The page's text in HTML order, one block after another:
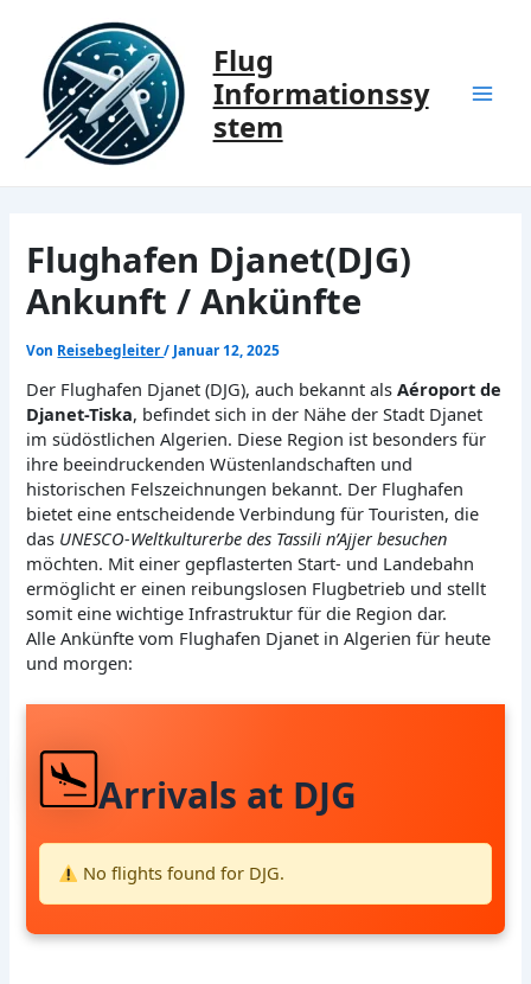
springen
Flug
Informationssy
stem
Flughafen Djanet(DJG)
Ankunft / Ankünfte
Von Reisebegleiter/ Januar 12, 2025
Der Flughafen Djanet (DJG), auch bekannt alsAéroport de
Djanet-Tiska, befindet sich in der Nähe der Stadt Djanet
im südöstlichen Algerien. Diese Region ist besonders für
ihre beeindruckenden Wüstenlandschaften und
historischen Felszeichnungen bekannt. Der Flughafen
bietet eine entscheidende Verbindung für Touristen, die
das UNESCO-Weltkulturerbe des Tassili n’Ajjer besuchen
möchten. Mit einer gepflasterten Start- und Landebahn
ermöglicht er einen reibungslosen Flugbetrieb und stellt
somit eine wichtige Infrastruktur für die Region dar.
Alle Ankünfte vom Flughafen Djanet in Algerien für heute
und morgen:
Arrivals at DJG
No flights found for DJG.